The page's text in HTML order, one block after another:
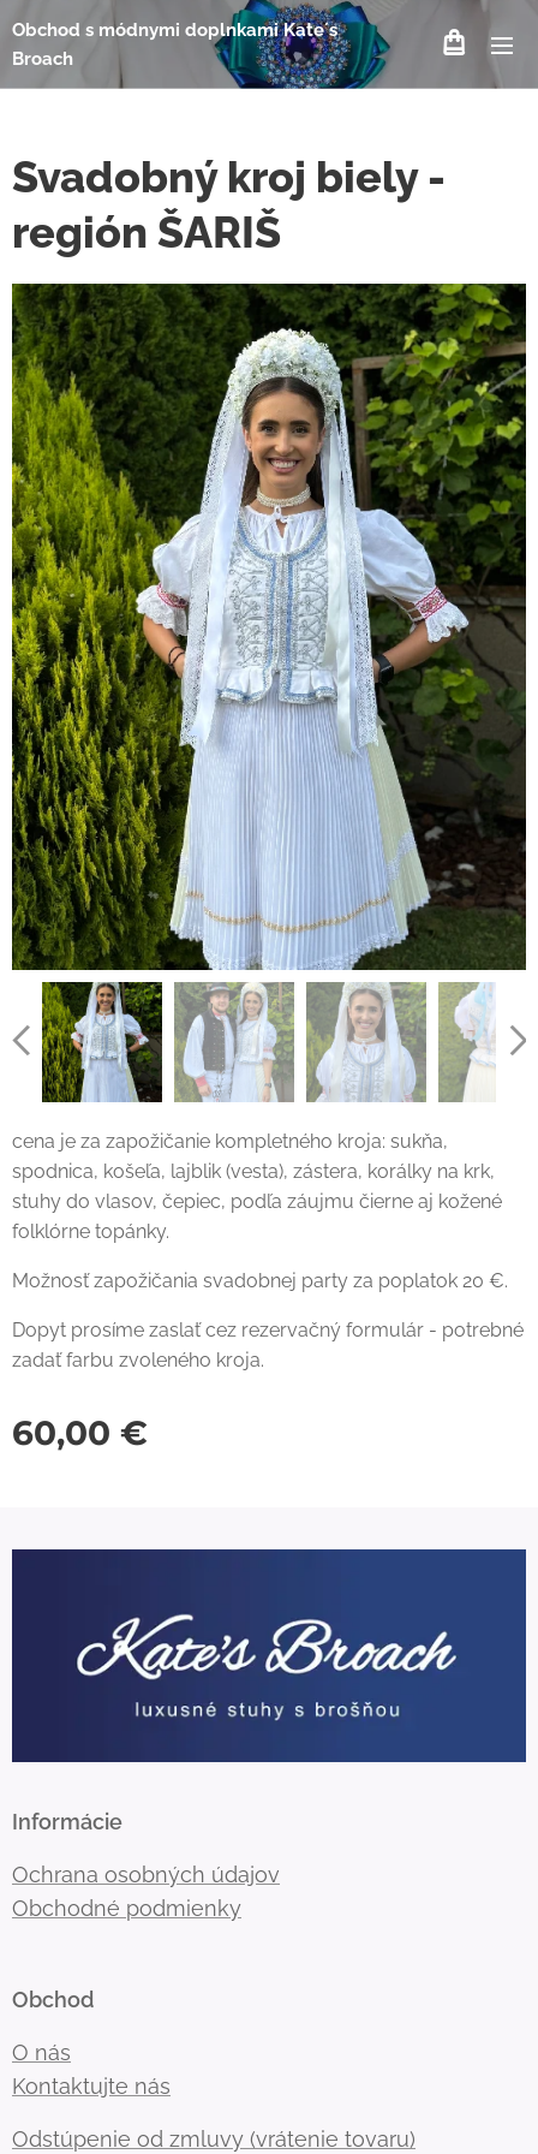
Obchod s módnymi doplnkami Kate´s
Broach
Svadobný kroj biely -
región ŠARIŠ
cena je za zapožičanie kompletného kroja: sukňa,
spodnica, košeľa, lajblik (vesta), zástera, korálky na krk,
stuhy do vlasov, čepiec, podľa záujmu čierne aj kožené
folklórne topánky.
Možnosť zapožičania svadobnej party za poplatok 20 €.
Dopyt prosíme zaslať cez rezervačný formulár - potrebné
zadať farbu zvoleného kroja.
60,00 €
Informácie
Ochrana osobných údajov
Obchodné podmienky
Obchod
O nás
Kontaktujte nás
Odstúpenie od zmluvy (vrátenie tovaru)